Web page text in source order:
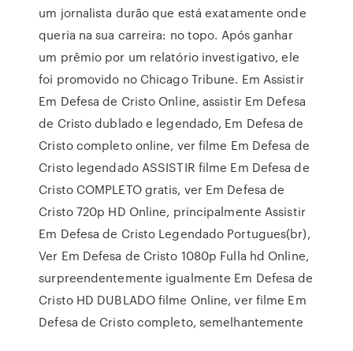
um jornalista durão que está exatamente onde
queria na sua carreira: no topo. Após ganhar
um prêmio por um relatório investigativo, ele
foi promovido no Chicago Tribune. Em Assistir
Em Defesa de Cristo Online, assistir Em Defesa
de Cristo dublado e legendado, Em Defesa de
Cristo completo online, ver filme Em Defesa de
Cristo legendado ASSISTIR filme Em Defesa de
Cristo COMPLETO gratis, ver Em Defesa de
Cristo 720p HD Online, principalmente Assistir
Em Defesa de Cristo Legendado Portugues(br),
Ver Em Defesa de Cristo 1080p Fulla hd Online,
surpreendentemente igualmente Em Defesa de
Cristo HD DUBLADO filme Online, ver filme Em
Defesa de Cristo completo, semelhantemente